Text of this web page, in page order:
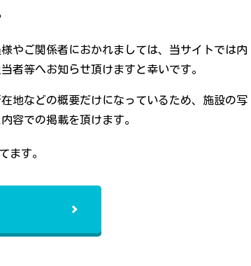
やご関係者におかれましては、当サイトでは内
者等へお知らせ頂けますと幸いです。
地などの概要だけになっているため、施設の写
容での掲載を頂けます。
ます。